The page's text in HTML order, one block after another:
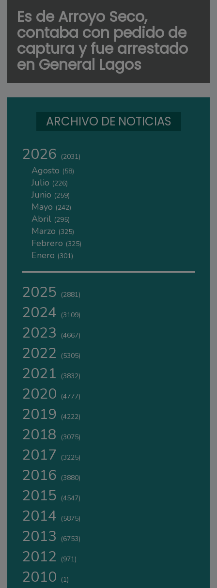
Es de Arroyo Seco,
contaba con pedido de
captura y fue arrestado
en General Lagos
ARCHIVO DE NOTICIAS
2026 (2031)
Agosto (58)
Julio (226)
Junio (259)
Mayo (242)
Abril (295)
Marzo (325)
Febrero (325)
Enero (301)
2025 (2881)
2024 (3109)
2023 (4667)
2022 (5305)
2021 (3832)
2020 (4777)
2019 (4222)
2018 (3075)
2017 (3225)
2016 (3880)
2015 (4547)
2014 (5875)
2013 (6753)
2012 (971)
2010 (1)